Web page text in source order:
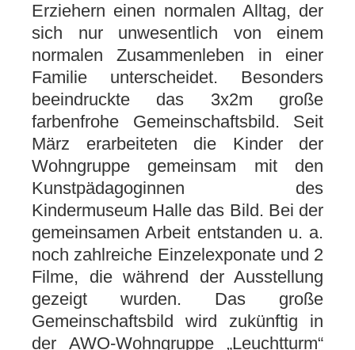
Erziehern einen normalen Alltag, der
sich nur unwesentlich von einem
normalen Zusammenleben in einer
Familie unterscheidet. Besonders
beeindruckte das 3x2m große
farbenfrohe Gemeinschaftsbild. Seit
März erarbeiteten die Kinder der
Wohngruppe gemeinsam mit den
Kunstpädagoginnen des
Kindermuseum Halle das Bild. Bei der
gemeinsamen Arbeit entstanden u. a.
noch zahlreiche Einzelexponate und 2
Filme, die während der Ausstellung
gezeigt wurden. Das große
Gemeinschaftsbild wird zukünftig in
der AWO-Wohngruppe „Leuchtturm“